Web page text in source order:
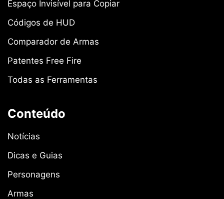
Espaço Invisível para Copiar
Códigos de HUD
Comparador de Armas
Patentes Free Fire
Todas as Ferramentas
Conteúdo
Notícias
Dicas e Guias
Personagens
Armas